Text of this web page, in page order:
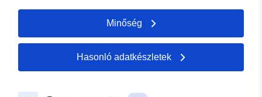
49.7946 ], [ 8.16244,
49.7946 ], [ 8.16244, 49.794
], [ 8.16133, 49.794 ], [
Típus: Polygon
Minőség
Hasonló adatkészletek